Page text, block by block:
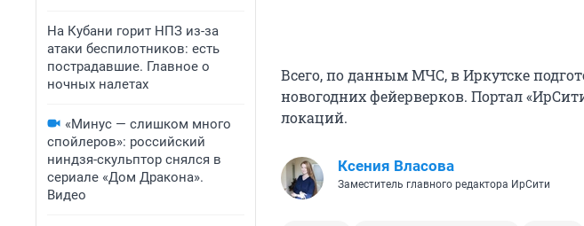
На Кубани горит НПЗ из-за
атаки беспилотников: есть
пострадавшие. Главное о
ночных налетах
«Минус — слишком много
спойлеров»: российский
ниндзя-скульптор снялся в
сериале «Дом Дракона».
Видео
Всего, по данным МЧС, в Иркутске
новогодних фейерверков. Портал
локаций.
Ксения Власова
Заместитель главного редактора ИрСити